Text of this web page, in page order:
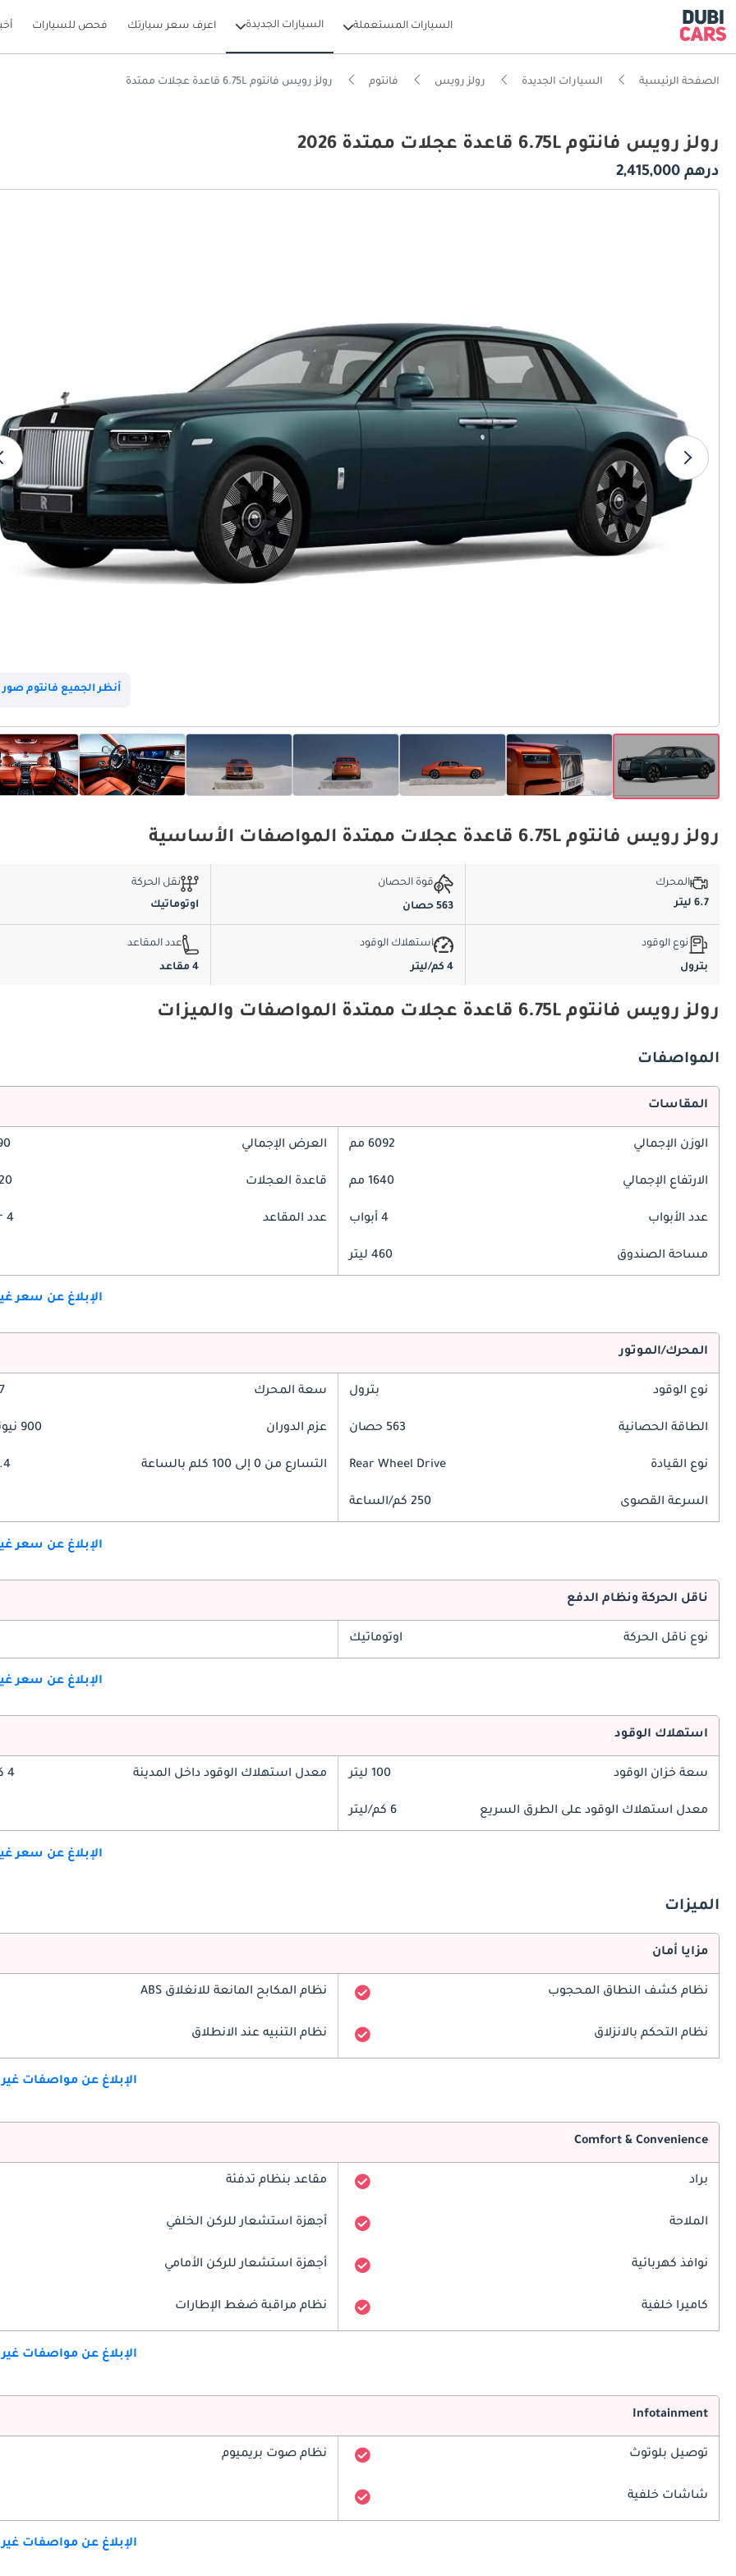
السيارات المستعملة السيارات الجديدة اعرف سعر سيارتك فحص للسيارات
الصفحة الرئيسية السيارات الجديدة رولز رويس فانتوم رولز رويس فانتوم 6.75L قاعدة عجلات ممتدة
رولز رويس فانتوم 6.75L قاعدة عجلات ممتدة 2026
درهم 2,415,000
أنظر الجميع فانتوم صور
رولز رويس فانتوم 6.75L قاعدة عجلات ممتدة المواصفات الأساسية
المحرك
6.7 ليتر
قوة الحصان
563 حصان
نقل الحركة
اوتوماتيك
نوع الوقود
بترول
استهلاك الوقود
4 كم/ليتر
عدد المقاعد
4 مقاعد
رولز رويس فانتوم 6.75L قاعدة عجلات ممتدة المواصفات والميزات
المواصفات
المقاسات
الوزن الإجمالي 6092 مم العرض الإجمالي
الارتفاع الإجمالي 1640 مم قاعدة العجلات
عدد الأبواب 4 أبواب عدد المقاعد 4 Seater
مساحة الصندوق 460 ليتر
الإبلاغ عن سعر
المحرك/الموتور
نوع الوقود بترول سعة المحرك
الطاقة الحصانية 563 حصان عزم الدوران 900 نيوتن-متر
نوع القيادة Rear Wheel Drive التسارع من 0 إلى 100 كلم بالساعة 5.4
السرعة القصوى 250 كم/الساعة
الإبلاغ عن سعر
ناقل الحركة ونظام الدفع
نوع ناقل الحركة اوتوماتيك
الإبلاغ عن سعر
استهلاك الوقود
سعة خزان الوقود 100 ليتر معدل استهلاك الوقود داخل المدينة 4 كم/ليتر
معدل استهلاك الوقود على الطرق السريع 6 كم/ليتر
الإبلاغ عن سعر
الميزات
مزايا أمان
نظام كشف النطاق المحجوب نظام المكابح المانعة للانغلاق ABS
نظام التحكم بالانزلاق نظام التنبيه عند الانطلاق
الإبلاغ عن مواصفات
Comfort & Convenience
براد مقاعد بنظام تدفئة
الملاحة أجهزة استشعار للركن الخلفي
نوافذ كهربائية أجهزة استشعار للركن الأمامي
كاميرا خلفية نظام مراقبة ضغط الإطارات
الإبلاغ عن مواصفات
Infotainment
توصيل بلوتوث نظام صوت بريميوم
شاشات خلفية
الإبلاغ عن مواصفات